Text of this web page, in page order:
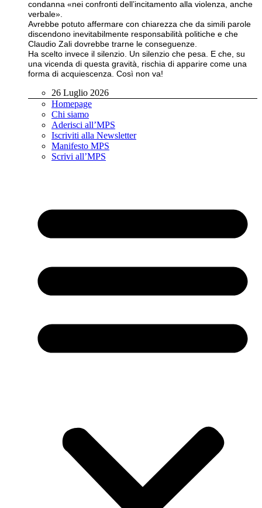
condanna «nei confronti dell’incitamento alla violenza, anche
verbale».
Avrebbe potuto affermare con chiarezza che da simili parole
discendono inevitabilmente responsabilità politiche e che
Claudio Zali dovrebbe trarne le conseguenze.
Ha scelto invece il silenzio. Un silenzio che pesa. E che, su
una vicenda di questa gravità, rischia di apparire come una
forma di acquiescenza. Così non va!
26 Luglio 2026
Homepage
Chi siamo
Aderisci all’MPS
Iscriviti alla Newsletter
Manifesto MPS
Scrivi all’MPS